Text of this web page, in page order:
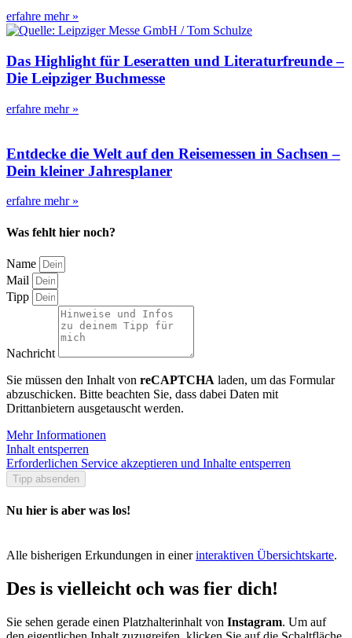
erfahre mehr »
Das Highlight für Leseratten und Literaturfreunde –
Die Leipziger Buchmesse
erfahre mehr »
Entdecke die Welt auf den Reisemessen in Sachsen –
Dein kleiner Jahresplaner
erfahre mehr »
Was fehlt hier noch?
Name
Mail
Tipp
Nachricht
Sie müssen den Inhalt von reCAPTCHA laden, um das Formular
abzuschicken. Bitte beachten Sie, dass dabei Daten mit
Drittanbietern ausgetauscht werden.
Mehr Informationen
Inhalt entsperren
Erforderlichen Service akzeptieren und Inhalte entsperren
Tipp absenden
Nu hier is aber was los!
Alle bisherigen Erkundungen in einerinteraktiven Übersichtskarte.
Des is vielleicht och was fier dich!
Sie sehen gerade einen Platzhalterinhalt von Instagram. Um auf